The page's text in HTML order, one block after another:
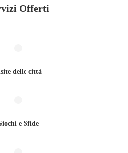
Offerti
delle città
e Sfide